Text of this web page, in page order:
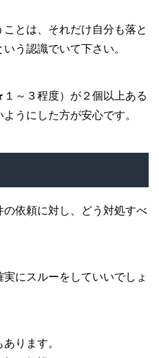
とは、それだけ自分も落と
う認識でいて下さい。
～３程度）が２個以上ある
うにした方が安心です。
依頼に対し、どう対処すべ
にスルーをしていいでしょ
ります。